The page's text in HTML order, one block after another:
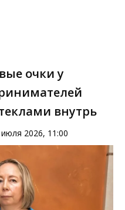
очки у
внутрь
2026, 11:00